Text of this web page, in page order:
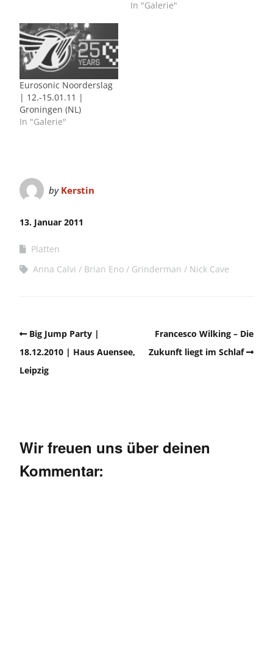
In "Galerie"
Eurosonic Noorderslag
| 12.-15.01.11 |
Groningen (NL)
In "Galerie"
by Kerstin
13. Januar 2011
Platten
Anna Calvi
Brian Eno Grinderman Nick Cave
Big Jump Party |
18.12.2010 | Haus Auensee,
Leipzig
Francesco Wilking – Die
Zukunft liegt im Schlaf
Wir freuen uns über deinen
Kommentar: